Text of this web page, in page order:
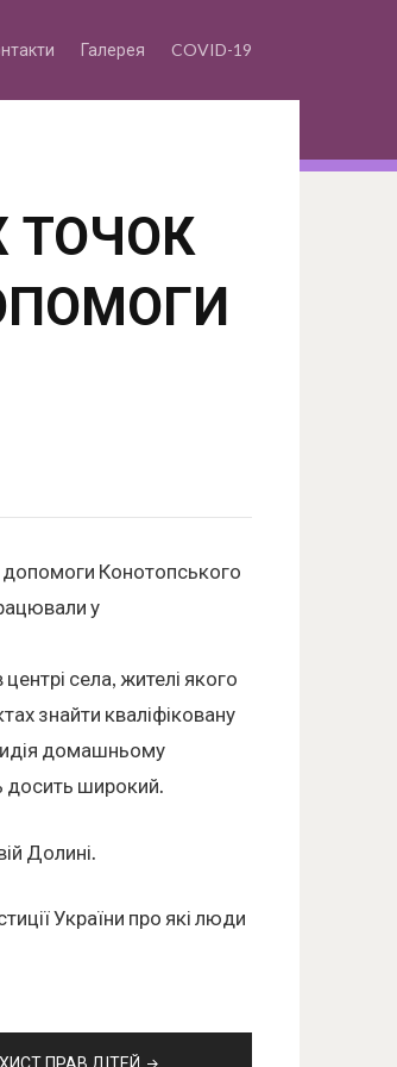
Галерея COVID-19
ТОЧОК
допомоги Конотопського
у
села, жителі якого
знайти кваліфіковану
домашньому
досить широкий.
Долині.
України про які люди
ПРАВ ДІТЕЙ